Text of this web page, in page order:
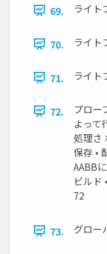
69. ライト
70. ライト
71. ライト
72.
プロー
よって
処理さ
保存 •
AABB
ビル
72
73. グロー